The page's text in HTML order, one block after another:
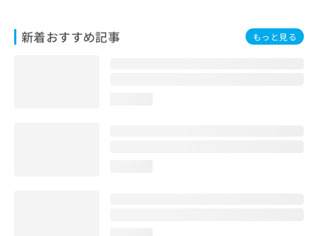
新着おすすめ記事 もっと見る
い